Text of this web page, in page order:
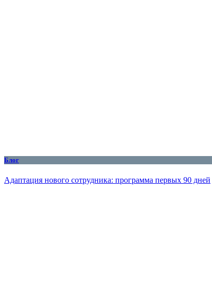
Блог
Адаптация нового сотрудника: программа первых 90 дней